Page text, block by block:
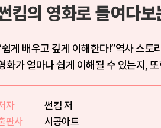
킴의 영화로 들여다보
게 배우고 깊게 이해한다!”역사 스토리텔러 썬킴의 영
화가 얼마나 쉽게 이해될 수 있는지,
자
썬킴 저
판사
시공아트